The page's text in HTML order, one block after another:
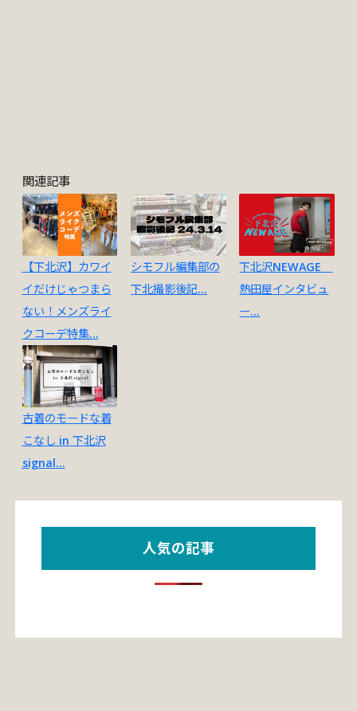
関連記事
【下北沢】カワイ
イだけじゃつまら
ない！メンズライ
クコーデ特集...
シモフル編集部の
下北撮影後記...
下北沢NEWAGE
熱田屋インタビュ
ー...
古着のモードな着
こなし in 下北沢
signal...
人気の記事